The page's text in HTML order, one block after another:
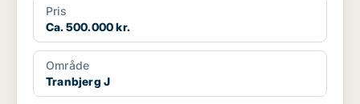
Pris
Ca. 500.000 kr.
Område
Tranbjerg J